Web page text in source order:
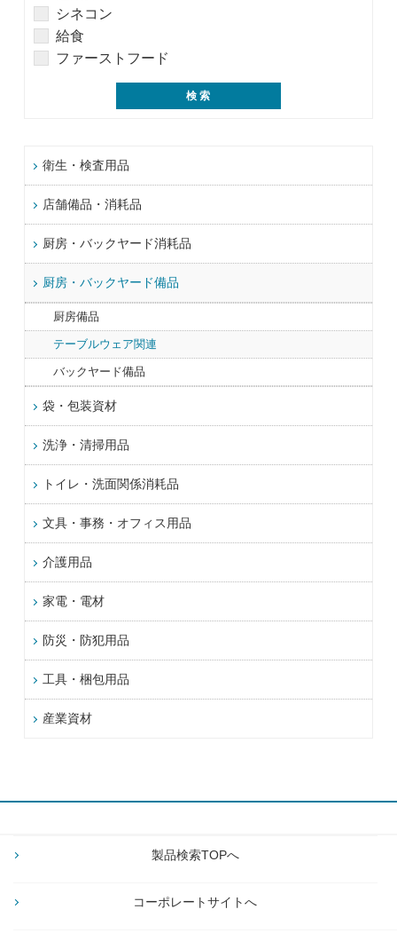
シネコン
給食
ファーストフード
衛生・検査用品
店舗備品・消耗品
厨房・バックヤード消耗品
厨房・バックヤード備品
厨房備品
テーブルウェア関連
バックヤード備品
袋・包装資材
洗浄・清掃用品
トイレ・洗面関係消耗品
文具・事務・オフィス用品
介護用品
家電・電材
防災・防犯用品
工具・梱包用品
産業資材
製品検索TOPへ
コーポレートサイトへ